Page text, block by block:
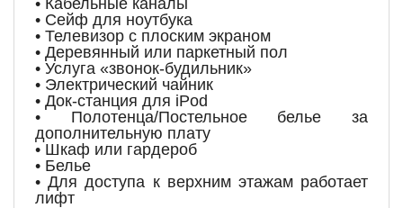
• Кабельные каналы
• Сейф для ноутбука
• Телевизор с плоским экраном
• Деревянный или паркетный пол
• Услуга «звонок-будильник»
• Электрический чайник
• Док-станция для iPod
• Полотенца/Постельное белье за
дополнительную плату
• Шкаф или гардероб
• Белье
• Для доступа к верхним этажам работает
лифт